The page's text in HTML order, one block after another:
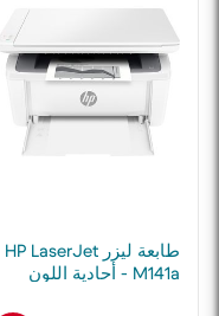
طابعة ليزر HP LaserJet
M141a - أحادية اللون